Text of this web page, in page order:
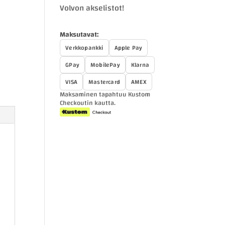
Volvon akselistot!
Maksutavat:
Verkkopankki
Apple Pay
GPay
MobilePay
Klarna
VISA
Mastercard AMEX
Maksaminen tapahtuu Kustom
Checkoutin kautta.